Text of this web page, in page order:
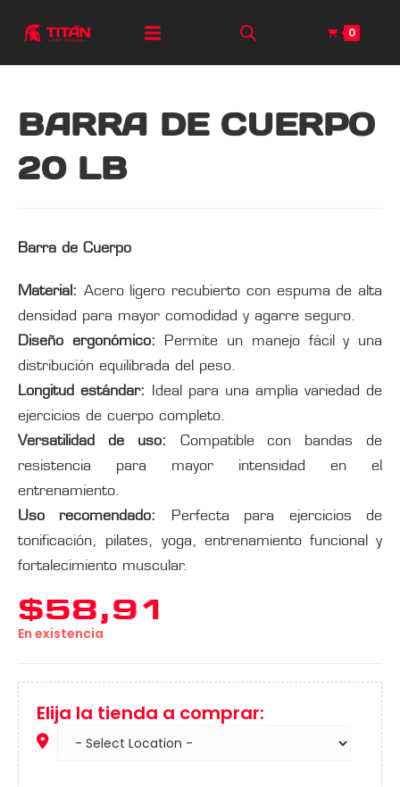
0
BARRA DE CUERPO
20 LB
Barra de Cuerpo
Material: Acero ligero recubierto con espuma de alta
densidad para mayor comodidad y agarre seguro.
Diseño ergonómico: Permite un manejo fácil y una
distribución equilibrada del peso.
Longitud estándar:
Ideal para una amplia variedad de
ejercicios de cuerpo completo.
Versatilidad de uso: Compatible con bandas de
resistencia para mayor intensidad en el
entrenamiento.
Uso recomendado:
Perfecta para ejercicios de
tonificación, pilates, yoga, entrenamiento funcional y
fortalecimiento muscular.
$58,91
En existencia
Elija la tienda a comprar: